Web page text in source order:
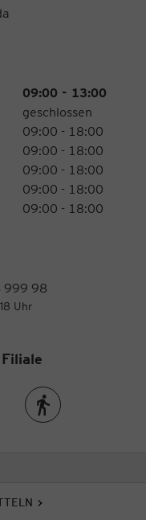
09:00 - 13:00
geschlossen
09:00 - 18:00
09:00 - 18:00
09:00 - 18:00
09:00 - 18:00
09:00 - 18:00
98
Uhr
per ZugRoute zu Fuß